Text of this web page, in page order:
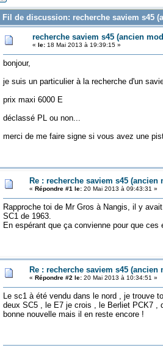
Fil de discussion: recherche saviem s45
recherche saviem s45 (ancien
« le:18 Mai 2013 à 19:39:15 »
bonjour,
je suis un particulier à la recherche d'un
prix maxi 6000 E
déclassé PL ou non...
merci de me faire signe si vous avez une
Re : recherche saviem s45 (ancien
« Répondre #1 le:20 Mai 2013 à 09:43:31 »
Rapproche toi de Mr Gros à Nangis, il y
SC1 de 1963.
En espérant que ça convienne pour que
Re : recherche saviem s45 (ancien
« Répondre #2 le:20 Mai 2013 à 10:34:51 »
Le sc1 à été vendu dans le nord , je trouve
deux SC5 , le E7 je crois , le Berliet PCK7 ,
bonne nouvelle mais il en reste encore !